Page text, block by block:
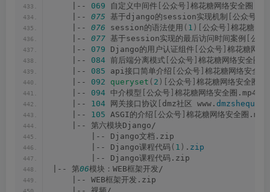
    |--
069 自定义中间件 公众号 棉花糖网络安全圈
    |--
075 基于django的session实现机制 公众号
    |--
076 session的语法使用 ( 1 )[ 公众号 棉花糖网
    |--
077 基于session实现的最后访问时间案例
公众
    |--
079 Django的用户认证组件 公众号 棉花糖网络
    |--
084 前后端分离模式 公众号 棉花糖网络安全圈
    |--
085 api接口简单介绍 公众号 棉花糖网络安全
    |--
092 queryset ( 2 )[ 公众号 棉花糖网络安全圈
    |--
094 中介模型 公众号 棉花糖网络安全圈.mp4
    |--
104 网关接口协议 dmz社区 www. dmzshequ
    |--
105 ASGI的介绍 公众号 棉花糖网络安全圈.mp4
    |-- 第六模块Django/
        |-- Django文档.zip
        |-- Django课程代码
( 1 ) . zip
        |-- Django课程代码.zip
|-- 第06模块：WEB框架开发/
    |-- WEB框架开发.zip